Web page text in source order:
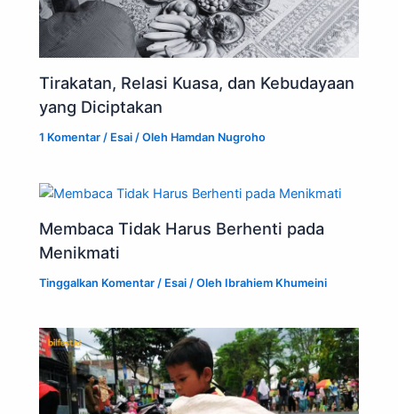
Tirakatan, Relasi Kuasa, dan Kebudayaan
yang Diciptakan
1 Komentar / Esai / Oleh Hamdan Nugroho
Membaca Tidak Harus Berhenti pada
Menikmati
Tinggalkan Komentar / Esai / Oleh Ibrahiem Khumeini